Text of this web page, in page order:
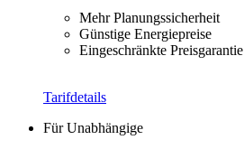
Mehr Planungssicherheit
Günstige Energiepreise
Eingeschränkte Preisgarantie
Tarifdetails
Für Unabhängige